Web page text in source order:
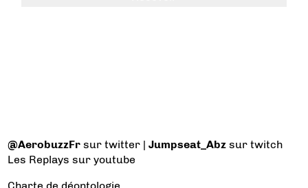
@AerobuzzFr sur twitter |Jumpseat_Abz sur twitch
Les Replays sur youtube